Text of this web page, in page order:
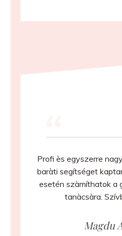
“
Profi ès egyszerre
baràti segítséget
esetén szàmíthatok a
tanàcsàra.
Magdu